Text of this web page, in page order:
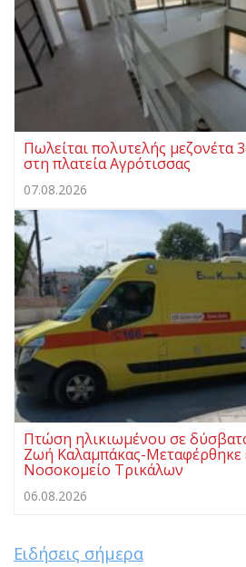
Πωλείται πολυτελής μεζονέτα
στη πλατεία Αγρότισσας
07.08.2026
Πτώση ηλικιωμένου σε
Ζωή Καλαμπάκας-Μεταφέρθηκε
Νοσοκομείο Τρικάλων
06.08.2026
Ειδήσεις σήμερα